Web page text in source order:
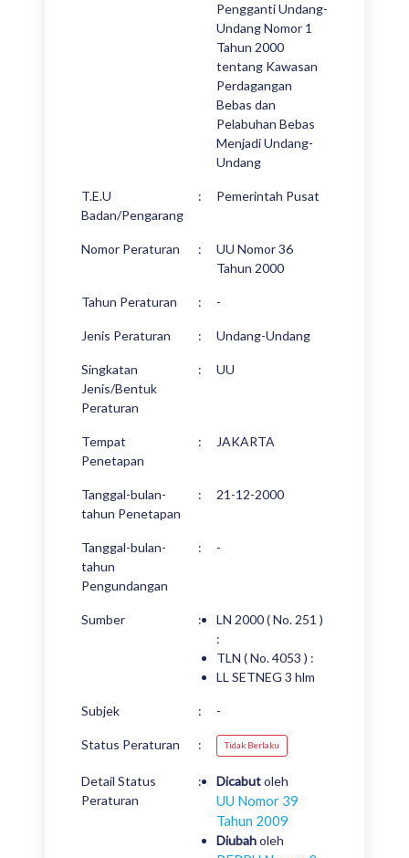
Pengganti Undang-
Undang Nomor 1
Tahun 2000
tentang Kawasan
Perdagangan
Bebas dan
Pelabuhan Bebas
Menjadi Undang-
Undang
T.E.U
Badan/Pengarang
: Pemerintah Pusat
Nomor Peraturan :
UU Nomor 36
Tahun 2000
Tahun Peraturan : -
Jenis Peraturan : Undang-Undang
Singkatan
Jenis/Bentuk
Peraturan
: UU
Tempat
Penetapan
: JAKARTA
Tanggal-bulan-
tahun Penetapan
: 21-12-2000
Tanggal-bulan-
tahun
Pengundangan
: -
Sumber :
LN 2000 ( No. 251 )
:
TLN ( No. 4053 ) :
LL SETNEG 3 hlm
Subjek : -
Status Peraturan : Tidak Berlaku
Detail Status
Peraturan
: Dicabutoleh
UU Nomor 39
Tahun 2009
Diubaholeh